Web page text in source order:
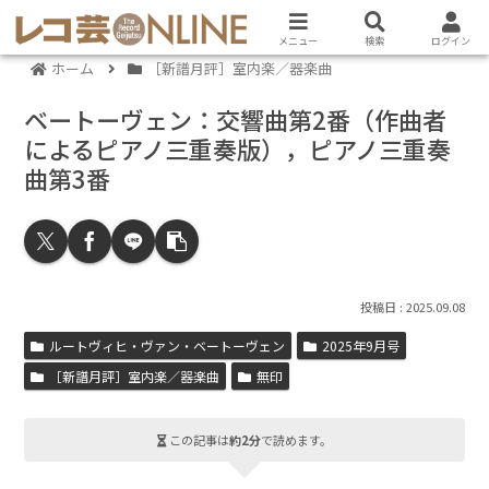
ホーム ［新譜月評］室内楽／器楽曲
ベートーヴェン：交響曲第2番（作曲者
によるピアノ三重奏版），ピアノ三重奏
曲第3番
2025.09.08
ルートヴィヒ・ヴァン・ベートーヴェン
2025年9月号
［新譜月評］室内楽／器楽曲
無印
この記事は約2分で読めます。
メニュー 検索 ログイン